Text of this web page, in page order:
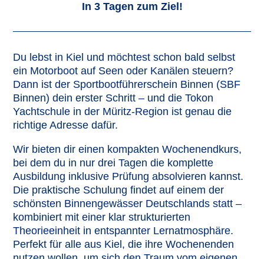
In 3 Tagen zum Ziel!
Du lebst in Kiel und möchtest schon bald selbst
ein Motorboot auf Seen oder Kanälen steuern?
Dann ist der Sportbootführerschein Binnen (SBF
Binnen) dein erster Schritt – und die Tokon
Yachtschule in der Müritz-Region ist genau die
richtige Adresse dafür.
Wir bieten dir einen kompakten Wochenendkurs,
bei dem du in nur drei Tagen die komplette
Ausbildung inklusive Prüfung absolvieren kannst.
Die praktische Schulung findet auf einem der
schönsten Binnengewässer Deutschlands statt –
kombiniert mit einer klar strukturierten
Theorieeinheit in entspannter Lernatmosphäre.
Perfekt für alle aus Kiel, die ihre Wochenenden